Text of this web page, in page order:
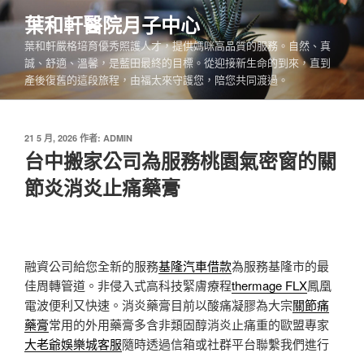
跳
至
內
葉和軒醫院月子中心
葉和軒嚴格培育優秀照護人才，提供媽咪高品質的服務。自然、真
誠、舒適、溫馨，是藍田最終的目標。從迎接新生命的到來，直到
產後復舊的這段旅程，由福太來守護您，陪您共同渡過。
發
佈
於
21 5 月, 2026 作者: ADMIN
台中搬家公司為服務桃園氣密窗的關
節炎消炎止痛藥膏
融資公司給您全新的服務基隆汽車借款為服務基隆市的最
佳周轉管道。非侵入式高科技緊膚療程thermage FLX鳳凰
電波便利又快速。消炎藥膏目前以酸痛凝膠為大宗關節痛
藥膏常用的外用藥膏多含非類固醇消炎止痛重的歐盟專家
大老爺娛樂城客服隨時透過信箱或社群平台聯繫我們進行